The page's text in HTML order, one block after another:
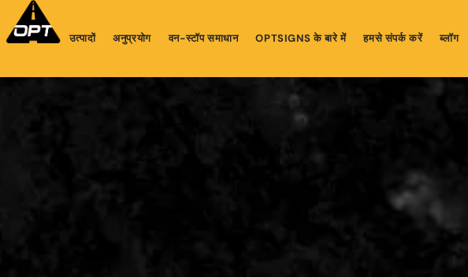
उत्पादों अनुप्रयोग वन-स्टॉप समाधान OPTSIGNS के बारे में हमसे संपर्क करें ब्लॉग